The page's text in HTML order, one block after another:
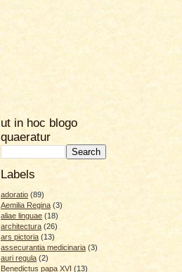
ut in hoc blogo
quaeratur
Labels
adoratio (89)
Aemilia Regina (3)
aliae linguae (18)
architectura (26)
ars pictoria (13)
assecurantia medicinaria (3)
auri regula (2)
Benedictus papa XVI (13)